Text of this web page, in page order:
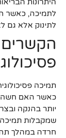
לתמיכה, כאשר
לתינוק אלא גם
הקשרים
תמיכה
כאשר האם חשה
יותר בהנקה
שמקבלות תמיכה
חרדה במהלך